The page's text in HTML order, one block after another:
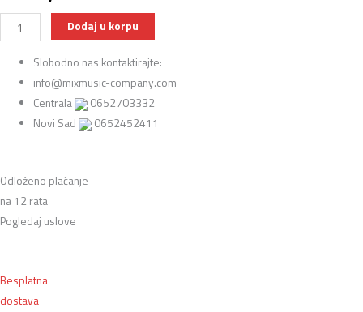
Dodaj u korpu
Slobodno nas kontaktirajte:
info@mixmusic-company.com
Centrala
0652703332
Novi Sad
0652452411
Odloženo plaćanje
na 12 rata
Pogledaj uslove
Besplatna
dostava